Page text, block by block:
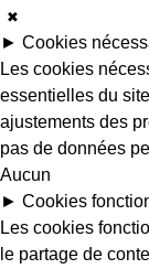
✖
► Cookies
Les cookies
essentielles du
ajustements des
pas de données
Aucun
► Cookies
Les cookies
le partage de